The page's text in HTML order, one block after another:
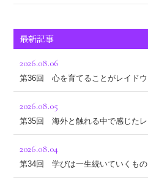
最新記事
2026.08.06
第36回 心を育てることがレイド
2026.08.05
第35回 海外と触れる中で感じた
2026.08.04
第34回 学びは一生続いていくもの